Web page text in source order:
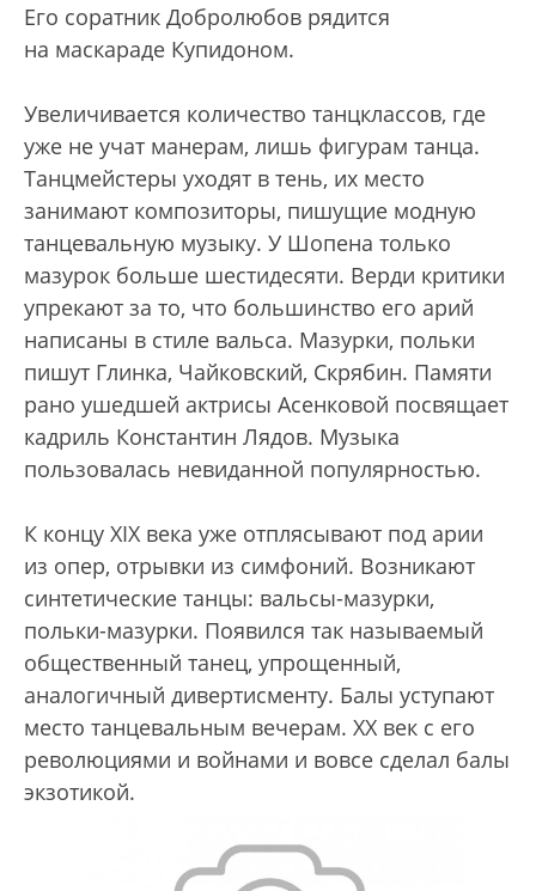
Его соратник Добролюбов рядится
на маскараде Купидоном.
Увеличивается количество танцклассов, где
уже не учат манерам, лишь фигурам танца.
Танцмейстеры уходят в тень, их место
занимают композиторы, пишущие модную
танцевальную музыку. У Шопена только
мазурок больше шестидесяти. Верди критики
упрекают за то, что большинство его арий
написаны в стиле вальса. Мазурки, польки
пишут Глинка, Чайковский, Скрябин. Памяти
рано ушедшей актрисы Асенковой посвящает
кадриль Константин Лядов. Музыка
пользовалась невиданной популярностью.
К концу XIX века уже отплясывают под арии
из опер, отрывки из симфоний. Возникают
синтетические танцы: вальсы-мазурки,
польки-мазурки. Появился так называемый
общественный танец, упрощенный,
аналогичный дивертисменту. Балы уступают
место танцевальным вечерам. XX век с его
революциями и войнами и вовсе сделал балы
экзотикой.